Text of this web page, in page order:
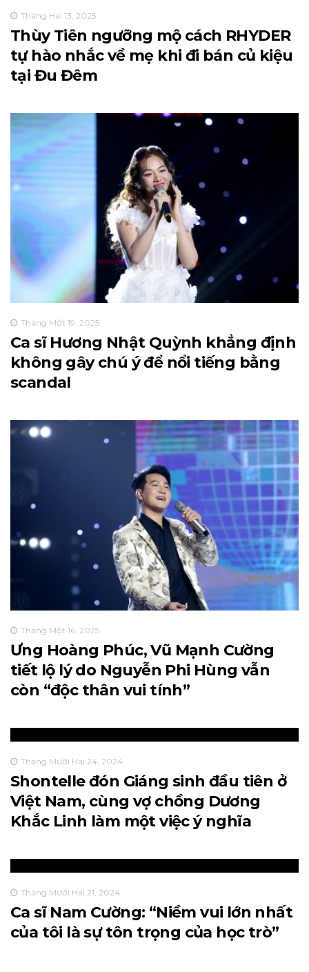
Tháng Hai 13, 2025
Thùy Tiên ngưỡng mộ cách RHYDER
tự hào nhắc về mẹ khi đi bán củ kiệu
tại Đu Đêm
Tháng Một 19, 2025
Ca sĩ Hương Nhật Quỳnh khẳng định
không gây chú ý để nổi tiếng bằng
scandal
Tháng Một 16, 2025
Ưng Hoàng Phúc, Vũ Mạnh Cường
tiết lộ lý do Nguyễn Phi Hùng vẫn
còn “độc thân vui tính”
Tháng Mười Hai 24, 2024
Shontelle đón Giáng sinh đầu tiên ở
Việt Nam, cùng vợ chồng Dương
Khắc Linh làm một việc ý nghĩa
Tháng Mười Hai 21, 2024
Ca sĩ Nam Cường: “Niềm vui lớn nhất
của tôi là sự tôn trọng của học trò”